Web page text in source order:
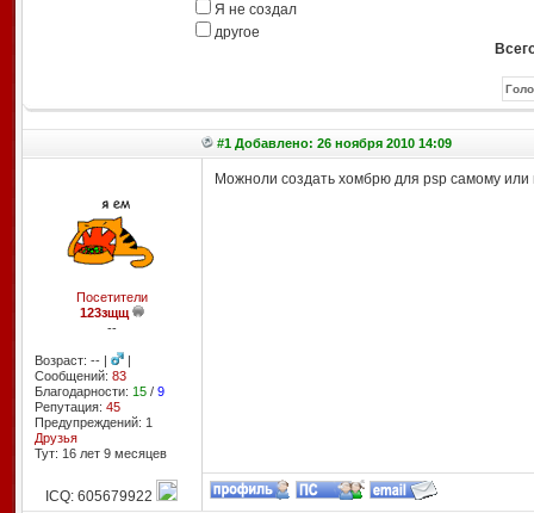
Я не создал
другое
#1 Добавлено: 26 ноября 2010 14:09
Посетители
123зщщ
--
Возраст: -- |
|
Сообщений: 83
Благодарности: 15/ 9
Репутация: 45
Предупреждений: 1
Друзья
Тут: 16 лет 9 месяцев
Можноли создать хомбрю для psp самому или
ICQ: 605679922